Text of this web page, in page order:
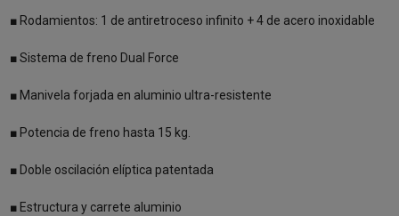
■ Rodamientos: 1 de antiretroceso infinito + 4 de acero inoxidable
■ Sistema de freno Dual Force
■ Manivela forjada en aluminio ultra-resistente
■ Potencia de freno hasta 15 kg.
■ Doble oscilación elíptica patentada
■ Estructura y carrete aluminio